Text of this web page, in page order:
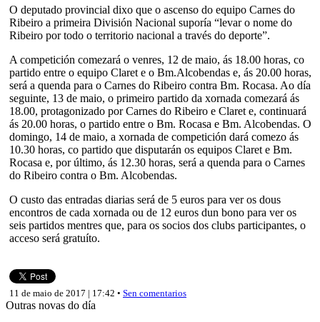
O deputado provincial dixo que o ascenso do equipo Carnes do
Ribeiro a primeira División Nacional suporía “levar o nome do
Ribeiro por todo o territorio nacional a través do deporte”.
A competición comezará o venres, 12 de maio, ás 18.00 horas, co
partido entre o equipo Claret e o Bm.Alcobendas e, ás 20.00 horas,
será a quenda para o Carnes do Ribeiro contra Bm. Rocasa. Ao día
seguinte, 13 de maio, o primeiro partido da xornada comezará ás
18.00, protagonizado por Carnes do Ribeiro e Claret e, continuará
ás 20.00 horas, o partido entre o Bm. Rocasa e Bm. Alcobendas. O
domingo, 14 de maio, a xornada de competición dará comezo ás
10.30 horas, co partido que disputarán os equipos Claret e Bm.
Rocasa e, por último, ás 12.30 horas, será a quenda para o Carnes
do Ribeiro contra o Bm. Alcobendas.
O custo das entradas diarias será de 5 euros para ver os dous
encontros de cada xornada ou de 12 euros dun bono para ver os
seis partidos mentres que, para os socios dos clubs participantes, o
acceso será gratuíto.
11 de maio de 2017 | 17:42 • Sen comentarios
Outras novas do día